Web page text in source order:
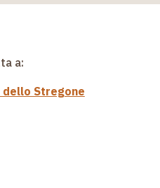
a:
dello Stregone